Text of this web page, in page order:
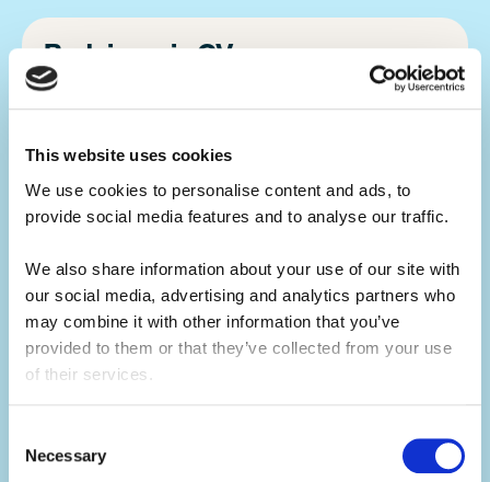
This website uses cookies
We use cookies to personalise content and ads, to
provide social media features and to analyse our traffic.
We also share information about your use of our site with
our social media, advertising and analytics partners who
may combine it with other information that you’ve
provided to them or that they’ve collected from your use
of their services.
Selection
Necessary
Buduj swoje CV.
Wakacje na amerykańskim ośrodku
kolonijnym to świetny sposób na
Prowadzenie różnych zajęć dla dzieci na
campie to idealna alternatywa dla typowej
letniej pracy w kraju. Rozwiniesz przy tym
swoje umiejętności przywódcze, co
wzmocni Twój profil zawodowy przy
przyszłych rekrutacjach.
Rozwijaj swoje umiejętności.